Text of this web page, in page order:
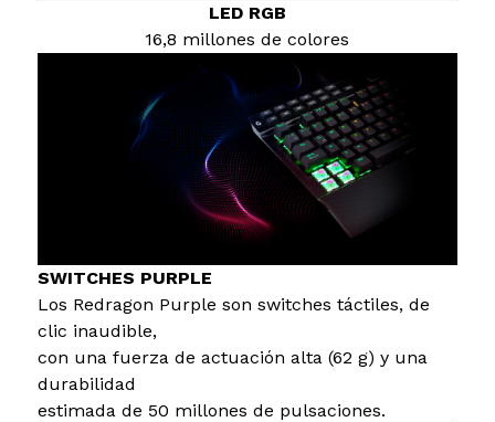
LED RGB
16,8 millones de colores
SWITCHES PURPLE
Los Redragon Purple son switches táctiles, de
clic inaudible,
con una fuerza de actuación alta (62 g) y una
durabilidad
estimada de 50 millones de pulsaciones.